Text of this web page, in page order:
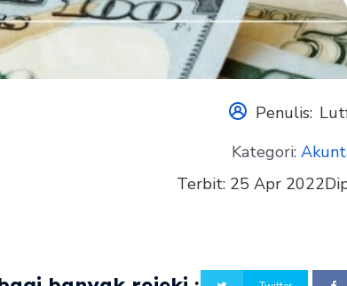
Penulis:
Kategori:
Terbit: 25 Apr 2022